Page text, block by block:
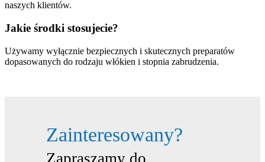
naszych klientów.
Jakie środki stosujecie?
Używamy wyłącznie bezpiecznych i skutecznych preparatów
dopasowanych do rodzaju włókien i stopnia zabrudzenia.
Zainteresowany?
Zapraszamy do